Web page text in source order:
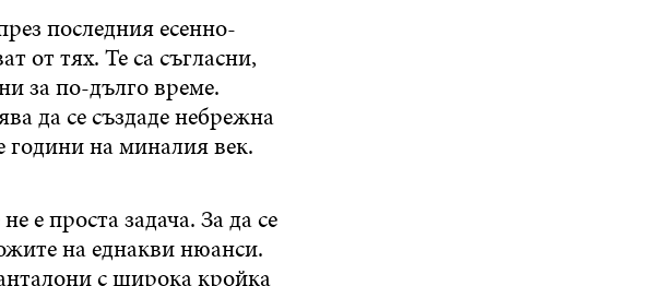
последния есенно-
от тях. Те са съгласни,
за по-дълго време.
да се създаде небрежна
на миналия век.
е проста задача. За да се
на еднакви нюанси.
с широка кройка